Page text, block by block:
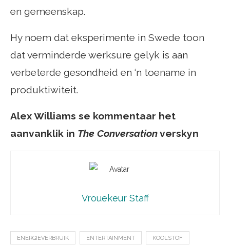
en gemeenskap.
Hy noem dat eksperimente in Swede toon
dat verminderde werksure gelyk is aan
verbeterde gesondheid en ‘n toename in
produktiwiteit.
Alex Williams se kommentaar het
aanvanklik in The Conversationverskyn
Vrouekeur Staff
ENERGIEVERBRUIK ENTERTAINMENT KOOLSTOF